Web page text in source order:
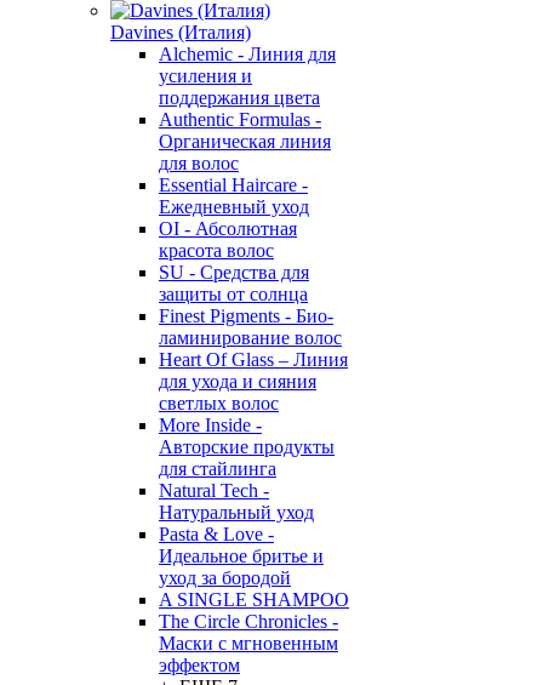
Davines (Италия)
Alchemic - Линия для
усиления и
поддержания цвета
Authentic Formulas -
Органическая линия
для волос
Essential Haircare -
Eжедневный уход
OI - Абсолютная
красота волос
SU - Средства для
защиты от солнца
Finest Pigments - Био-
ламинирование волос
Heart Of Glass – Линия
для ухода и сияния
светлых волос
More Inside -
Авторские продукты
для стайлинга
Natural Tech -
Натуральный уход
Pasta & Love -
Идеальное бритье и
уход за бородой
A SINGLE SHAMPOO
The Circle Chronicles -
Маски с мгновенным
эффектом